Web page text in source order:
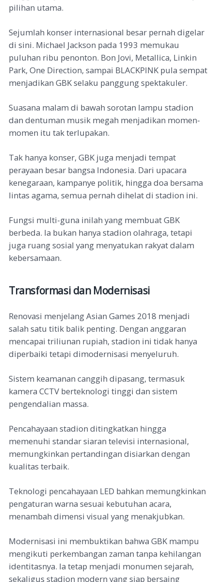
pilihan utama.
Sejumlah konser internasional besar pernah digelar
di sini. Michael Jackson pada 1993 memukau
puluhan ribu penonton. Bon Jovi, Metallica, Linkin
Park, One Direction, sampai BLACKPINK pula sempat
menjadikan GBK selaku panggung spektakuler.
Suasana malam di bawah sorotan lampu stadion
dan dentuman musik megah menjadikan momen-
momen itu tak terlupakan.
Tak hanya konser, GBK juga menjadi tempat
perayaan besar bangsa Indonesia. Dari upacara
kenegaraan, kampanye politik, hingga doa bersama
lintas agama, semua pernah dihelat di stadion ini.
Fungsi multi-guna inilah yang membuat GBK
berbeda. Ia bukan hanya stadion olahraga, tetapi
juga ruang sosial yang menyatukan rakyat dalam
kebersamaan.
Transformasi dan Modernisasi
Renovasi menjelang Asian Games 2018 menjadi
salah satu titik balik penting. Dengan anggaran
mencapai triliunan rupiah, stadion ini tidak hanya
diperbaiki tetapi dimodernisasi menyeluruh.
Sistem keamanan canggih dipasang, termasuk
kamera CCTV berteknologi tinggi dan sistem
pengendalian massa.
Pencahayaan stadion ditingkatkan hingga
memenuhi standar siaran televisi internasional,
memungkinkan pertandingan disiarkan dengan
kualitas terbaik.
Teknologi pencahayaan LED bahkan memungkinkan
pengaturan warna sesuai kebutuhan acara,
menambah dimensi visual yang menakjubkan.
Modernisasi ini membuktikan bahwa GBK mampu
mengikuti perkembangan zaman tanpa kehilangan
identitasnya. Ia tetap menjadi monumen sejarah,
sekaligus stadion modern yang siap bersaing